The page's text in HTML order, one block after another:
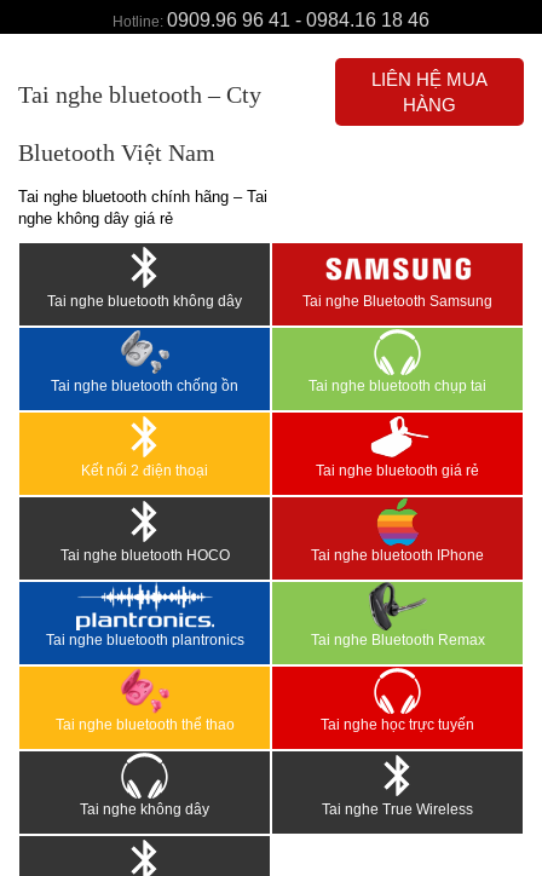
Hotline: 0909.96 96 41 - 0984.16 18 46
Tai nghe bluetooth – Cty
Bluetooth Việt Nam
Tai nghe bluetooth chính hãng – Tai
nghe không dây giá rẻ
LIÊN HỆ MUA
HÀNG
Tai nghe bluetooth không dây Tai nghe Bluetooth Samsung
Tai nghe bluetooth chống ồn Tai nghe bluetooth chụp tai
Kết nối 2 điện thoại Tai nghe bluetooth giá rẻ
Tai nghe bluetooth HOCO Tai nghe bluetooth IPhone
Tai nghe bluetooth plantronics Tai nghe Bluetooth Remax
Tai nghe bluetooth thể thao Tai nghe học trực tuyến
Tai nghe không dây Tai nghe True Wireless